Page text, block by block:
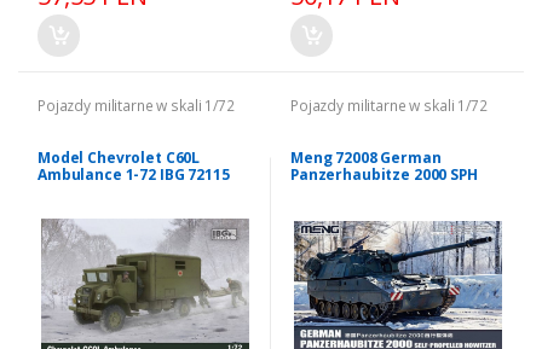
Pojazdy militarne w skali 1/72
Model Chevrolet C60L
Ambulance 1-72 IBG 72115
Pojazdy militarne w skali 1/72
Meng 72008 German
Panzerhaubitze 2000 SPH